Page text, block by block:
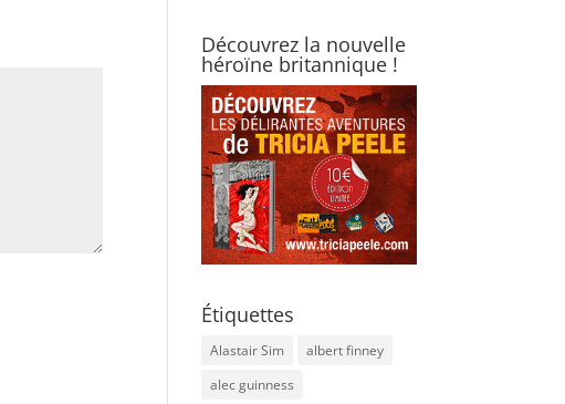
Découvrez la nouvelle
héroïne britannique !
Étiquettes
Alastair Sim
albert finney
alec guinness